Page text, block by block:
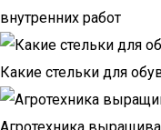
внутренних работ
Какие стельки для